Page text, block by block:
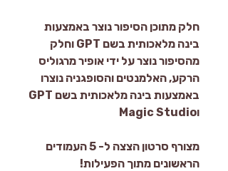
חלק מתוכן הסיפור נוצר באמצעות
בינה מלאכותית בשם GPT וחלק
מהסיפור נוצר על ידי אופיר מרגוליס
הרקע, האלמנטים והסופגניה נוצרו
באמצעות בינה מלאכותית בשם GPT
וMagic Studio
מצורף סרטון הצצה ל- 5 העמודים
הראשונים מתוך הפעילות!